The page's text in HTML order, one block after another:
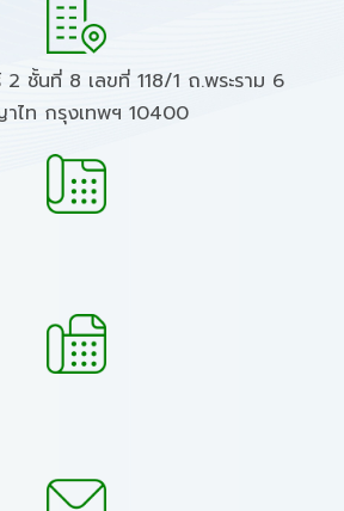
2 ชั้นที่ 8 เลขที่ 118/1 ถ.พระราม 6
ไท กรุงเทพฯ 10400